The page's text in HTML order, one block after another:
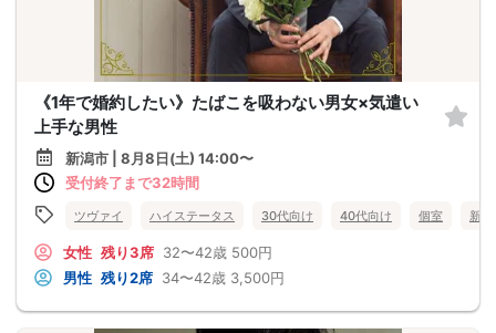
《1年で婚約したい》たばこを吸わない男女×気遣い
上手な男性
新潟市 | 8月8日(土) 14:00〜
受付終了まで32時間
ツヴァイ ハイステータス 30代向け 40代向け 個室 新
女性 残り3席 32〜42歳 500円
男性 残り2席 34〜42歳 3,500円